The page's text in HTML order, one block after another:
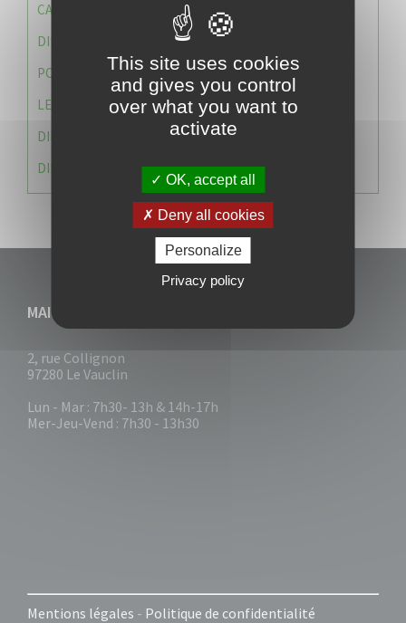
CAISSE DES ÉCOLES
DIRECTION DES SERVICES TECHNIQUES
POLICE MUNICIPALE
LE CABINET DU MAIRE
DIRECTION DES RESSOURCES ET MOYENS
DIRECTION DU DEVELLOPPEMENT URBAIN DURABL
MAIRIE DU VAUCLIN
2, rue Collignon
97280 Le Vauclin
Lun - Mar : 7h30- 13h & 14h-17h
Mer-Jeu-Vend : 7h30 - 13h30
Mentions légales - Politique de confidentialité
This site uses cookies
and gives you control
over what you want to
activate
OK, accept all
Deny all cookies
Personalize
Privacy policy